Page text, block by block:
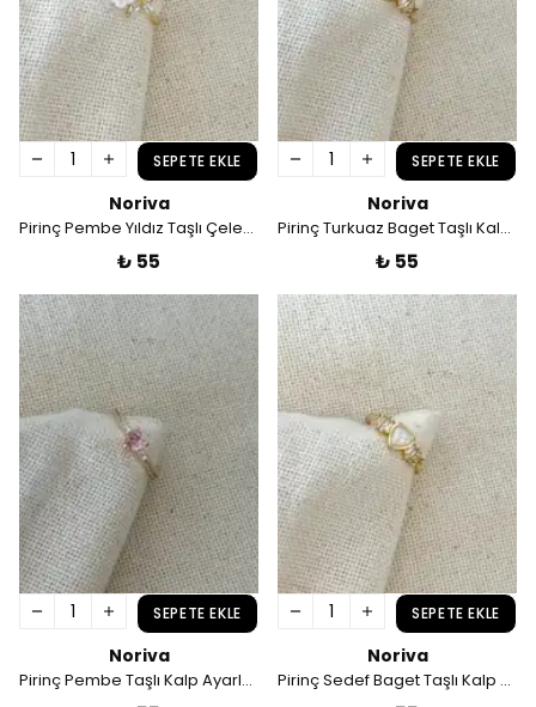
SEPETE EKLE
Noriva
Pirinç Pembe Yıldız Taşlı Çelenk Ayarlamalı Yüzük
₺ 55
SEPETE EKLE
Noriva
Pirinç Turkuaz Baget Taşlı Kalp Ayarlamalı Yüzük
₺ 55
SEPETE EKLE
Noriva
Pirinç Pembe Taşlı Kalp Ayarlamalı Yüzük
SEPETE EKLE
Noriva
Pirinç Sedef Baget Taşlı Kalp Ayarlamalı Yüzük